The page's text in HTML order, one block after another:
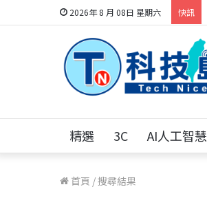
2026年 8 月 08日 星期六 快訊
精選 3C AI人工智慧
首頁 /搜尋結果